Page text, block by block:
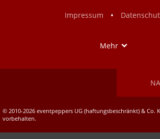
Impressum
•
Mehr
© 2010-2026 eventpeppers UG (haftungsbeschränkt) & Co.
vorbehalten.